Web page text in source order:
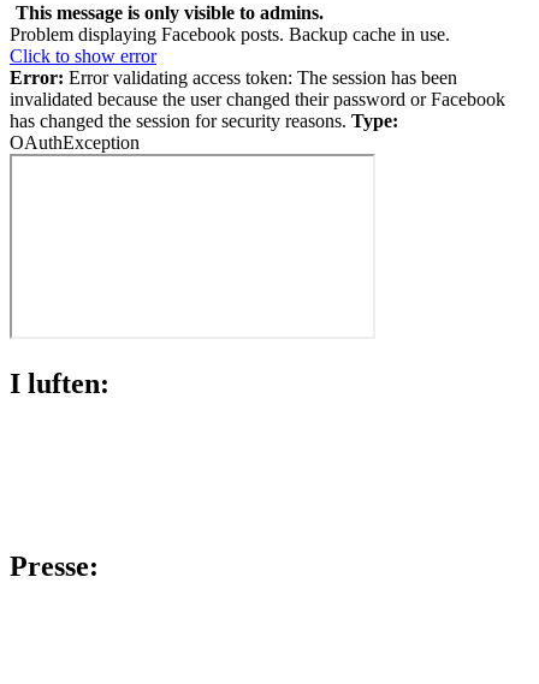
This message is only visible to admins.
Problem displaying Facebook posts. Backup cache in use.
Click to show error
Error: Error validating access token: The session has been
invalidated because the user changed their password or Facebook
has changed the session for security reasons. Type:
OAuthException
I luften:
Presse: